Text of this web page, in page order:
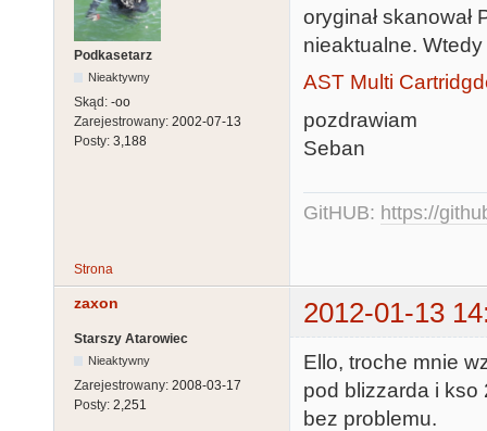
Podkasetarz
Nieaktywny
Skąd: -oo
Zarejestrowany: 2002-07-13
Posty: 3,188
oryginał skanował
nieaktualne.
AST Multi
pozdrawiam
Seban
GitHUB: https://
Strona
zaxon 2012-01-13
Starszy Atarowiec
Nieaktywny
Zarejestrowany: 2008-03-17
Posty: 2,251
Ello, troche mnie
pod blizzarda i kso
bez problemu.